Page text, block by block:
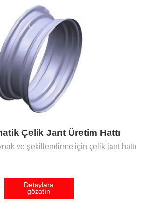
Çelik Jant Üretim Hattı
ve şekillendirme için çelik jant hattı
Detaylara
gözatın